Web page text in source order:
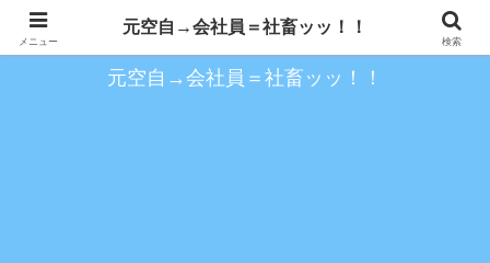
約１０年空自を務め、以降の会社員時代を歩く
元空自→会社員＝社畜ッッ！！
メニュー
元空自→会社員＝社畜ッッ！！
検索